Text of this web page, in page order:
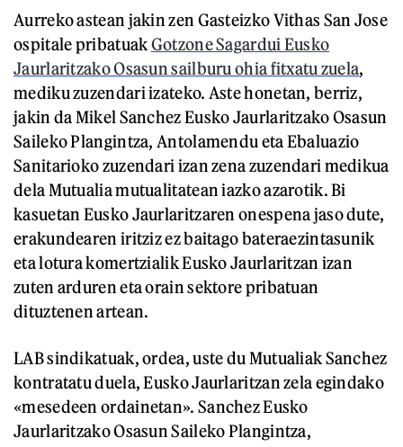
Aurreko astean jakin zen Gasteizko Vithas San Jose
ospitale pribatuakGotzone Sagardui Eusko
Jaurlaritzako Osasun sailburu ohia fitxatu zuela,
mediku zuzendari izateko. Aste honetan, berriz,
jakin da Mikel Sanchez Eusko Jaurlaritzako Osasun
Saileko Plangintza, Antolamendu eta Ebaluazio
Sanitarioko zuzendari izan zena zuzendari medikua
dela Mutualia mutualitatean iazko azarotik. Bi
kasuetan Eusko Jaurlaritzaren onespena jaso dute,
erakundearen iritziz ez baitago bateraezintasunik
eta lotura komertzialik Eusko Jaurlaritzan izan
zuten arduren eta orain sektore pribatuan
dituztenen artean.
LAB sindikatuak, ordea, uste du Mutualiak Sanchez
kontratatu duela, Eusko Jaurlaritzan zela egindako
«mesedeen ordainetan». Sanchez Eusko
Jaurlaritzako Osasun Saileko Plangintza,